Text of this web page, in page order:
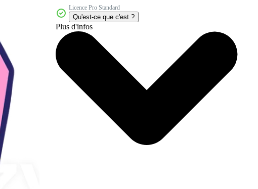
Licence Pro Standard
Qu'est-ce que c'est ?
Plus d'infos